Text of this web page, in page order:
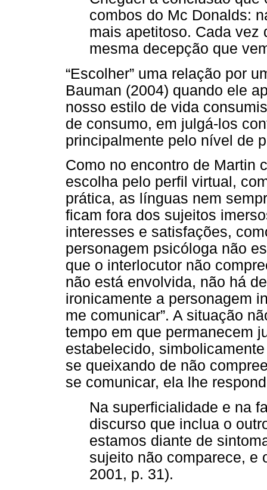
combos do Mc Donalds:
mais apetitoso. Cada vez
mesma decepção que
“Escolher” uma relação por
Bauman (2004) quando ele
nosso estilo de vida
de consumo, em julgá-los
principalmente pelo nível de
Como no encontro de Martin
escolha pelo perfil virtual,
prática, as línguas nem
ficam fora dos sujeitos
interesses e satisfações,
personagem psicóloga não
que o interlocutor não
não está envolvida, não há
ironicamente a personagem
me comunicar”. A situação
tempo em que permanecem
estabelecido,
se queixando de não
se comunicar, ela lhe
Na superficialidade e na
discurso que inclua o
estamos diante de
sujeito não comparece, e
2001, p. 31).